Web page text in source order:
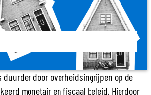
duurder door overheidsingrijpen op de
monetair en fiscaal beleid. Hierdoor